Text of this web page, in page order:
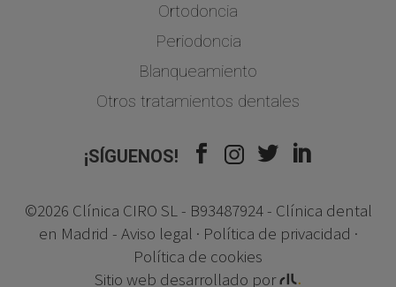
Ortodoncia
Periodoncia
Blanqueamiento
Otros tratamientos dentales
¡SÍGUENOS!
©2026 Clínica CIRO SL - B93487924 - Clínica dental
en Madrid - Aviso legal · Política de privacidad ·
Política de cookies
Sitio web desarrollado por